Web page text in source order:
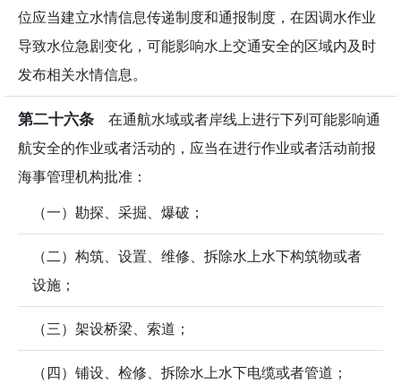
位应当建立水情信息传递制度和通报制度，在因调水作业
导致水位急剧变化，可能影响水上交通安全的区域内及时
发布相关水情信息。
第二十六条 在通航水域或者岸线上进行下列可能影响通
航安全的作业或者活动的，应当在进行作业或者活动前报
海事管理机构批准：
（一）勘探、采掘、爆破；
（二）构筑、设置、维修、拆除水上水下构筑物或者
设施；
（三）架设桥梁、索道；
（四）铺设、检修、拆除水上水下电缆或者管道；